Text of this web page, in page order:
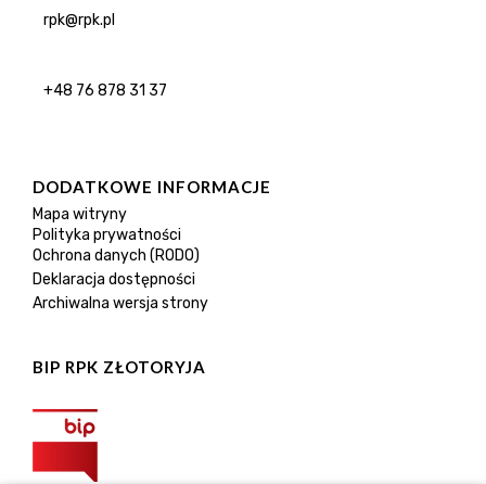
rpk@rpk.pl
+48 76 878 31 37
DODATKOWE INFORMACJE
Mapa witryny
Polityka prywatności
Ochrona danych (RODO)
Deklaracja dostępności
Archiwalna wersja strony
BIP RPK ZŁOTORYJA